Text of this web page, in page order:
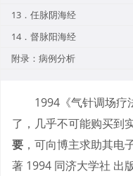
13．任脉阴海经
14．督脉阳海经
附录：病例分析
1994《气针调场疗
了，几乎不可能购买到实
要 ，可向博主求助其电
著 1994 同济大学社 出